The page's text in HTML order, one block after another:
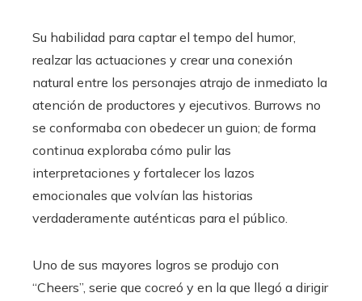
Su habilidad para captar el tempo del humor,
realzar las actuaciones y crear una conexión
natural entre los personajes atrajo de inmediato la
atención de productores y ejecutivos. Burrows no
se conformaba con obedecer un guion; de forma
continua exploraba cómo pulir las
interpretaciones y fortalecer los lazos
emocionales que volvían las historias
verdaderamente auténticas para el público.
Uno de sus mayores logros se produjo con
“Cheers”, serie que cocreó y en la que llegó a dirigir